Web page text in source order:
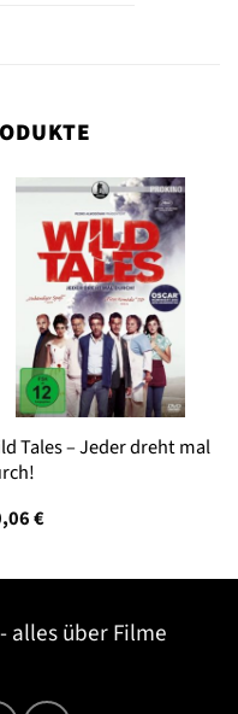
Tales – Jeder dreht mal
€
alles über Filme